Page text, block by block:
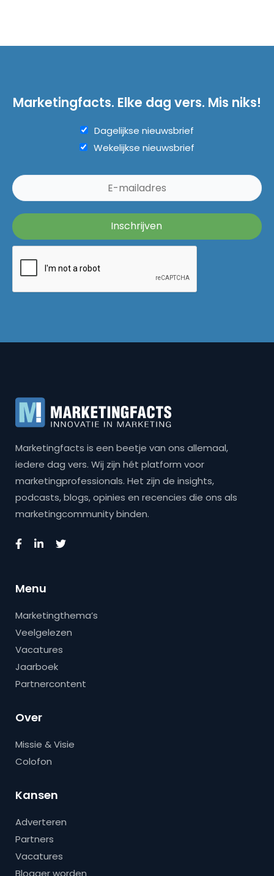
Marketingfacts. Elke dag vers. Mis niks!
Dagelijkse nieuwsbrief
Wekelijkse nieuwsbrief
Marketingfacts is een beetje van ons allemaal,
iedere dag vers. Wij zijn hét platform voor
marketingprofessionals. Het zijn de insights,
podcasts, blogs, opinies en recencies die ons als
marketingcommunity binden.
Menu
Marketingthema’s
Veelgelezen
Vacatures
Jaarboek
Partnercontent
Over
Missie & Visie
Colofon
Kansen
Adverteren
Partners
Vacatures
Blogger worden